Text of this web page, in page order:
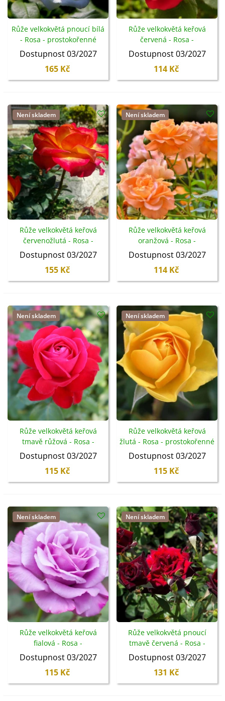
Růže velkokvětá pnoucí bílá
- Rosa - prostokořenné
sazenice - 1 ks
Dostupnost 03/2027
165 Kč
Růže velkokvětá keřová
červená - Rosa -
prostokořenné sazenice -
Dostupnost 03/2027
114 Kč
Není skladem
Růže velkokvětá keřová
červenožlutá - Rosa -
prostokořenné sazenice -
Dostupnost 03/2027
155 Kč
Není skladem
Růže velkokvětá keřová
oranžová - Rosa -
prostokořenné sazenice -
Dostupnost 03/2027
114 Kč
Není skladem
Růže velkokvětá keřová
tmavě růžová - Rosa -
prostokořenné sazenice -
Dostupnost 03/2027
115 Kč
Není skladem
Růže velkokvětá keřová
žlutá - Rosa - prostokořenné
sazenice - 1 ks
Dostupnost 03/2027
115 Kč
Není skladem
Růže velkokvětá keřová
fialová - Rosa -
prostokořenné sazenice -
Dostupnost 03/2027
115 Kč
Není skladem
Růže velkokvětá pnoucí
tmavě červená - Rosa -
prostokořenné sazenice -
Dostupnost 03/2027
131 Kč